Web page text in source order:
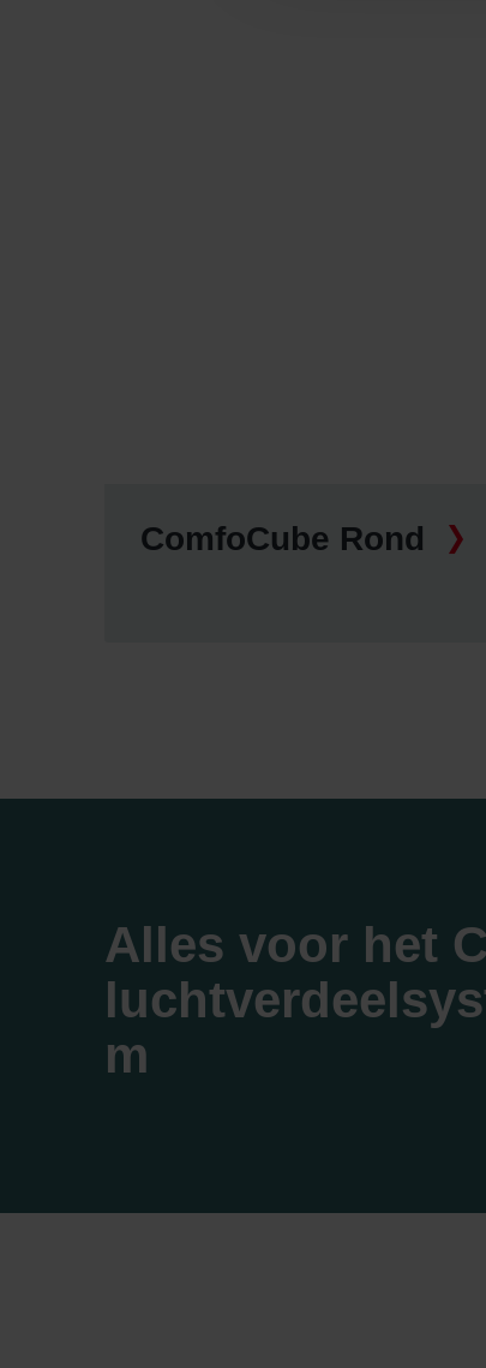
ComfoCube Rond
Alles voor het
m